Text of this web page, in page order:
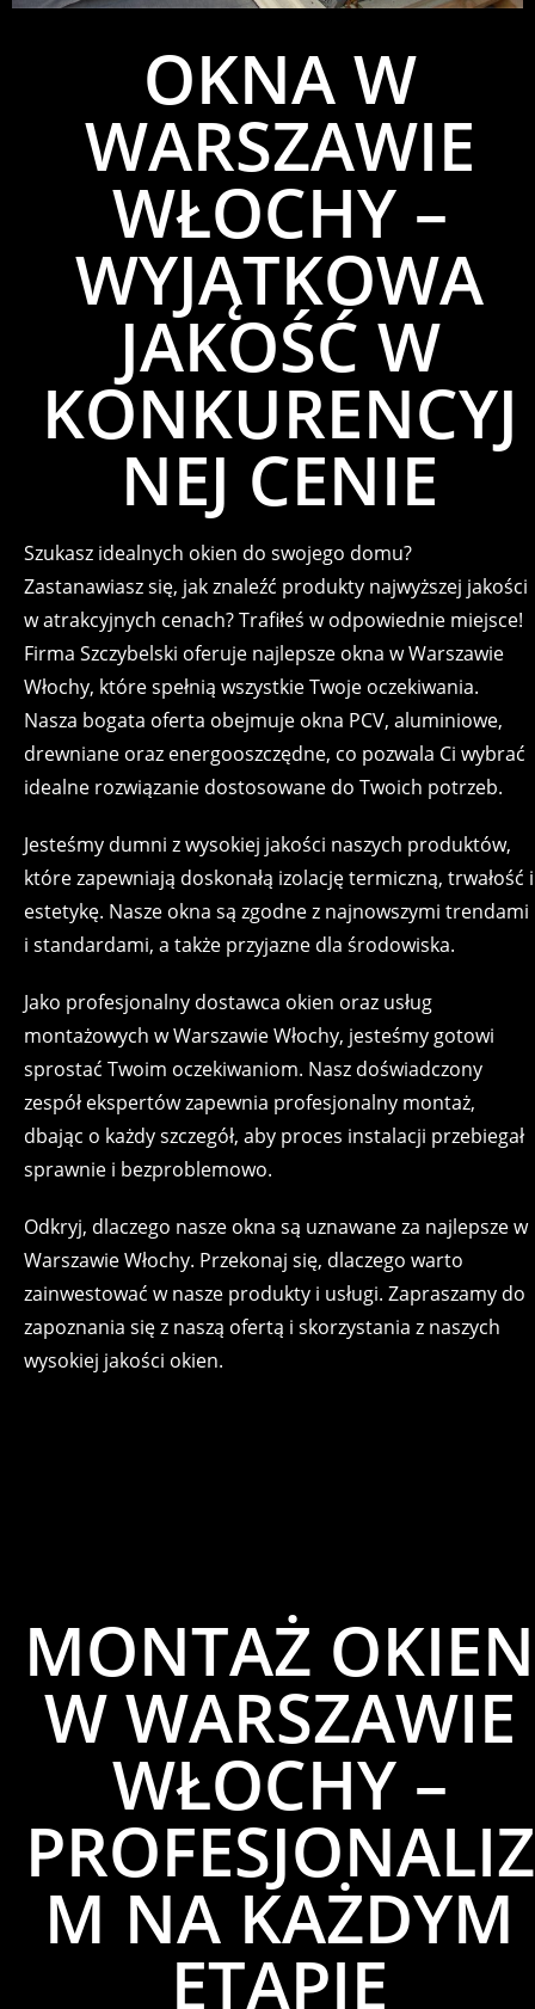
OKNA W
WARSZAWIE
WŁOCHY –
WYJĄTKOWA
JAKOŚĆ W
KONKURENCYJ
NEJ CENIE
Szukasz idealnych okien do swojego domu?
Zastanawiasz się, jak znaleźć produkty najwyższej jakości
w atrakcyjnych cenach? Trafiłeś w odpowiednie miejsce!
Firma Szczybelski oferuje najlepsze okna w Warszawie
Włochy, które spełnią wszystkie Twoje oczekiwania.
Nasza bogata oferta obejmuje okna PCV, aluminiowe,
drewniane oraz energooszczędne, co pozwala Ci wybrać
idealne rozwiązanie dostosowane do Twoich potrzeb.
Jesteśmy dumni z wysokiej jakości naszych produktów,
które zapewniają doskonałą izolację termiczną, trwałość i
estetykę. Nasze okna są zgodne z najnowszymi trendami
i standardami, a także przyjazne dla środowiska.
Jako profesjonalny dostawca okien oraz usług
montażowych w Warszawie Włochy, jesteśmy gotowi
sprostać Twoim oczekiwaniom. Nasz doświadczony
zespół ekspertów zapewnia profesjonalny montaż,
dbając o każdy szczegół, aby proces instalacji przebiegał
sprawnie i bezproblemowo.
Odkryj, dlaczego nasze okna są uznawane za najlepsze w
Warszawie Włochy. Przekonaj się, dlaczego warto
zainwestować w nasze produkty i usługi. Zapraszamy do
zapoznania się z naszą ofertą i skorzystania z naszych
wysokiej jakości okien.
MONTAŻ OKIEN
W WARSZAWIE
WŁOCHY –
PROFESJONALIZ
M NA KAŻDYM
ETAPIE